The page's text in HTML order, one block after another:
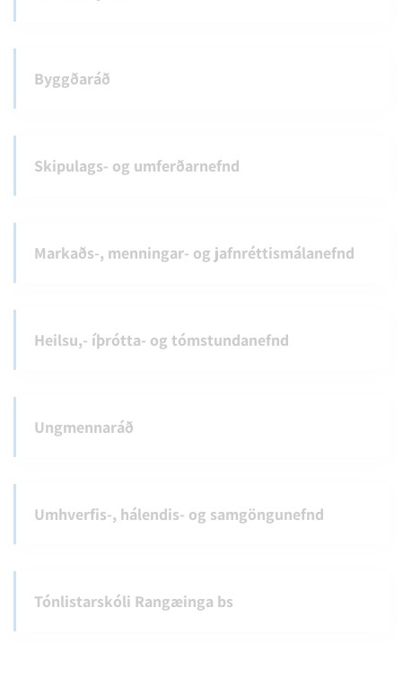
Byggðaráð
Skipulags- og umferðarnefnd
Markaðs-, menningar- og jafnréttismálanefnd
Heilsu,- íþrótta- og tómstundanefnd
Ungmennaráð
Umhverfis-, hálendis- og samgöngunefnd
Tónlistarskóli Rangæinga bs